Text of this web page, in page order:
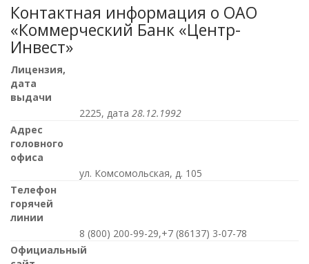
Контактная информация о ОАО
«Коммерческий Банк «Центр-
Инвест»
Лицензия,
дата
выдачи
2225, дата 28.12.1992
Адрес
головного
офиса
ул. Комсомольская, д. 105
Телефон
горячей
линии
8 (800) 200-99-29,+7 (86137) 3-07-78
Официальный